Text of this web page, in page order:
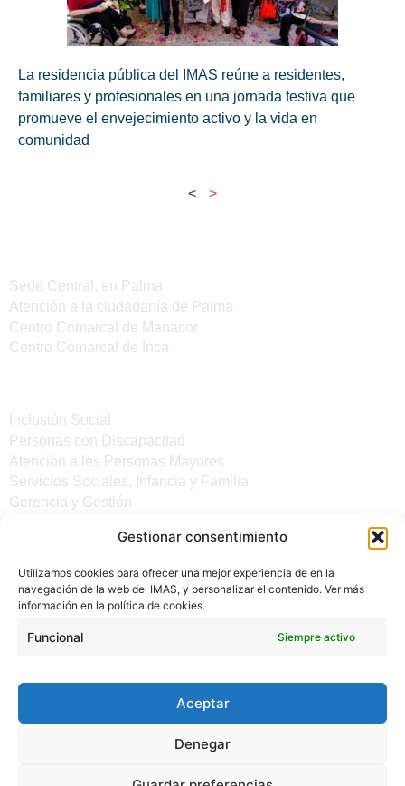
Gestionar consentimiento
Utilizamos cookies para ofrecer una mejor experiencia de en la
navegación de la web del IMAS, y personalizar el contenido. Ver más
información en la política de cookies.
Funcional Siempre activo
Aceptar
Denegar
La residencia pública del IMAS reúne a residentes,
familiares y profesionales en una jornada festiva que
promueve el envejecimiento activo y la vida en
comunidad
< >
Sede Central, en Palma
Atención a la ciudadanía de Palma
Centro Comarcal de Manacor
Centro Comarcal de Inca
Inclusión Social
Personas con Discapacitad
Atención a les Personas Mayores
Servicios Sociales, Infancia y Familia
Gerencia y Gestión
Otros enlaces
Noticias
Sede electrónica del CiM
Protección de Datos